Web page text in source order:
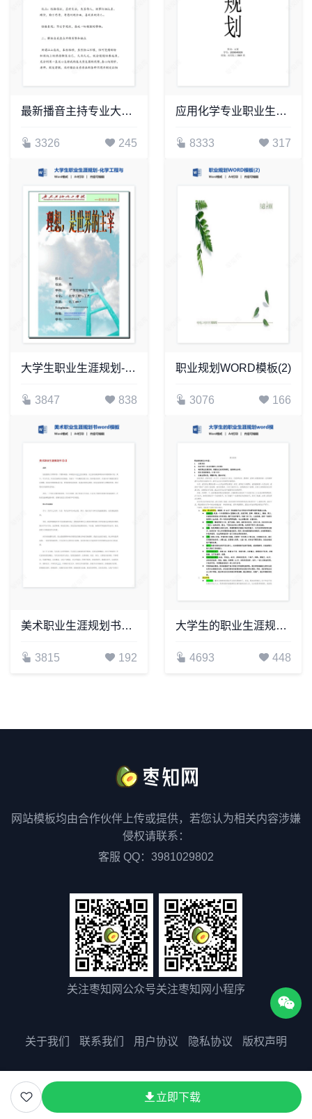
立即下载
最新播音主持专业大学生职业生涯规划书word模板
3326 245
应用化学专业职业生涯规划书word模板
8333 317
大学生职业生涯规划-化学工程与工艺word模板
3847 838
职业规划WORD模板(2)
3076 166
美术职业生涯规划书word模板(2)
3815 192
大学生的职业生涯规划word模板
4693 448
网站模板均由合作伙伴上传或提供，若您认为相关内容涉嫌
侵权请联系：
客服 QQ：3981029802
关注枣知网公众号关注枣知网小程序
关于我们 联系我们 用户协议 隐私协议 版权声明
版权所有©2025 51zaozhi.com
粤ICP备2023075511号